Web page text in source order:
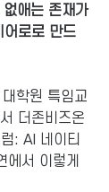
없애는 존재가
어로로 만드
학원 특임교
더존비즈온
: AI 네이티
에서 이렇게